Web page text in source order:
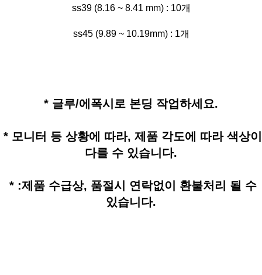
ss39 (8.16 ~ 8.41 mm) : 10개
ss45 (9.89 ~ 10.19mm) : 1개
* 글루/에폭시로 본딩 작업하세요.
* 모니터 등 상황에 따라, 제품 각도에 따라 색상이
다를 수 있습니다.
* :제품 수급상, 품절시 연락없이 환불처리 될 수
있습니다.